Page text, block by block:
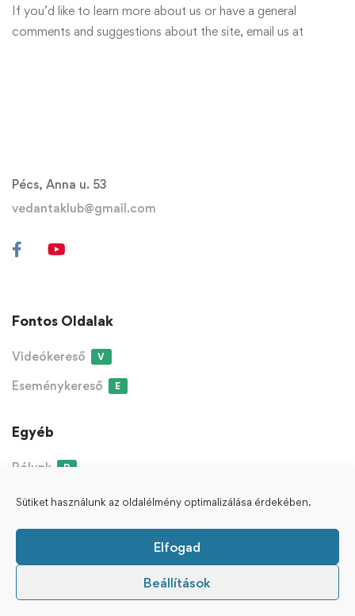
Sütiket használunk az oldalélmény optimalizálása érdekében.
Elfogad
Beállítások
If you’d like to learn more about us or have a general
comments and suggestions about the site, email us at
Pécs, Anna u. 53
vedantaklub@gmail.com
Fontos Oldalak
Videókereső V
Eseménykereső E
Egyéb
Rólunk R
Adatvédelmi Nyilatkozat
Copyright © 2021-2023 Védanta Klub - Minden Jog
Fenntartva.
Kérdezz tőlünk!